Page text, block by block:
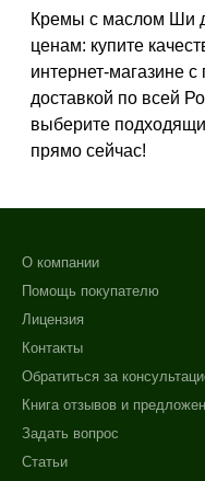
Зрелая
Нормальная
Показать еще
Возраст
Любой возраст (от 18
Действие
Назначение против
Кремы с маслом Ши
ценам: купите
интернет-магазине
доставкой по всей
выберите
прямо сейчас!
О компании
Помощь покупателю
Лицензия
Контакты
Обратиться за
Книга отзывов и
Задать вопрос
Статьи